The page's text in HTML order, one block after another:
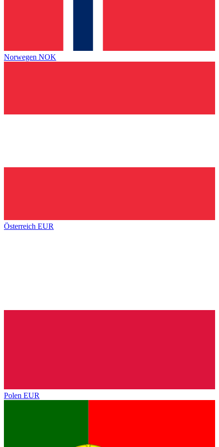
Norwegen NOK
Österreich EUR
Polen EUR